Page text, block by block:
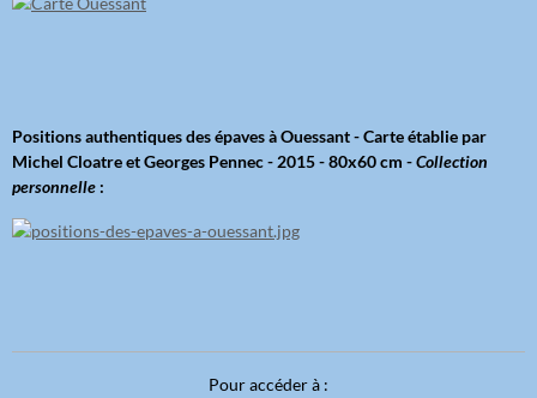
Positions authentiques des épaves à Ouessant - Carte établie par
Michel Cloatre et Georges Pennec - 2015 - 80x60 cm -Collection
personnelle :
Pour accéder à :